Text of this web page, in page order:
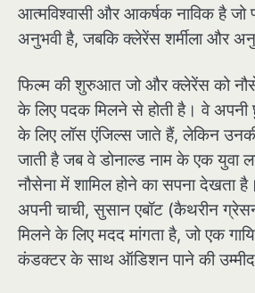
आत्मविश्वासी और आकर्षक नाविक है जो
अनुभवी है, जबकि क्लेरेंस शर्मीला और
फिल्म की शुरुआत जो और क्लेरेंस को
के लिए पदक मिलने से होती है। वे
के लिए लॉस एंजिल्स जाते हैं, लेकिन
जाती है जब वे डोनाल्ड नाम के एक युवा
नौसेना में शामिल होने का सपना देखता
अपनी चाची, सुसान एबॉट (कैथरीन
मिलने के लिए मदद मांगता है, जो एक
कंडक्टर के साथ ऑडिशन पाने की